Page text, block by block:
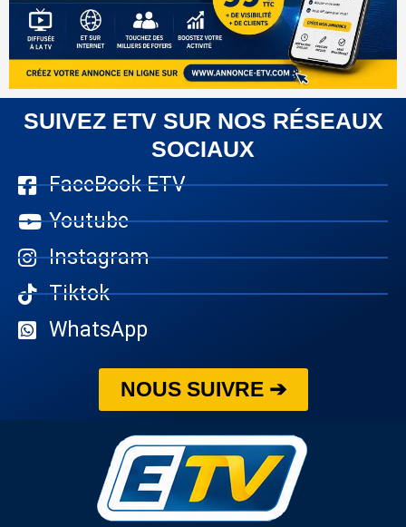
SUIVEZ ETV SUR NOS RÉSEAUX
SOCIAUX
FaceBook ETV
Youtube
Instagram
Tiktok
WhatsApp
NOUS SUIVRE ➔